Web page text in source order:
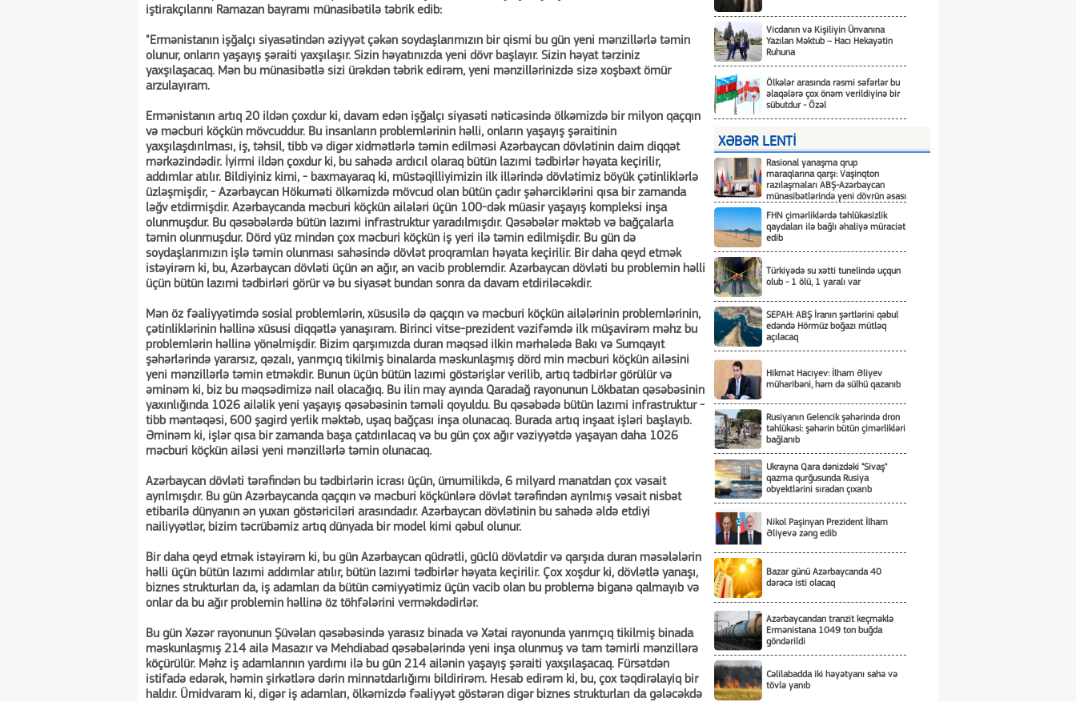
iştirakçılarını Ramazan bayramı münasibətilə təbrik edib:
"Ermənistanın işğalçı siyasətindən əziyyət çəkən soydaşlarımızın bir qismi bu gün yeni mənzillərlə təmin
olunur, onların yaşayış şəraiti yaxşılaşır. Sizin həyatınızda yeni dövr başlayır. Sizin həyat tərziniz
yaxşılaşacaq. Mən bu münasibətlə sizi ürəkdən təbrik edirəm, yeni mənzillərinizdə sizə xoşbəxt ömür
arzulayıram.
Ermənistanın artıq 20 ildən çoxdur ki, davam edən işğalçı siyasəti nəticəsində ölkəmizdə bir milyon qaçqın
və məcburi köçkün mövcuddur. Bu insanların problemlərinin həlli, onların yaşayış şəraitinin
yaxşılaşdırılması, iş, təhsil, tibb və digər xidmətlərlə təmin edilməsi Azərbaycan dövlətinin daim diqqət
mərkəzindədir. İyirmi ildən çoxdur ki, bu sahədə ardıcıl olaraq bütün lazımi tədbirlər həyata keçirilir,
addımlar atılır. Bildiyiniz kimi, - baxmayaraq ki, müstəqilliyimizin ilk illərində dövlətimiz böyük çətinliklərlə
üzləşmişdir, - Azərbaycan Hökuməti ölkəmizdə mövcud olan bütün çadır şəhərciklərini qısa bir zamanda
ləğv etdirmişdir. Azərbaycanda məcburi köçkün ailələri üçün 100-dək müasir yaşayış kompleksi inşa
olunmuşdur. Bu qəsəbələrdə bütün lazımi infrastruktur yaradılmışdır. Qəsəbələr məktəb və bağçalarla
təmin olunmuşdur. Dörd yüz mindən çox məcburi köçkün iş yeri ilə təmin edilmişdir. Bu gün də
soydaşlarımızın işlə təmin olunması sahəsində dövlət proqramları həyata keçirilir. Bir daha qeyd etmək
istəyirəm ki, bu, Azərbaycan dövləti üçün ən ağır, ən vacib problemdir. Azərbaycan dövləti bu problemin həlli
üçün bütün lazımi tədbirləri görür və bu siyasət bundan sonra da davam etdiriləcəkdir.
Mən öz fəaliyyətimdə sosial problemlərin, xüsusilə də qaçqın və məcburi köçkün ailələrinin problemlərinin,
çətinliklərinin həllinə xüsusi diqqətlə yanaşıram. Birinci vitse-prezident vəzifəmdə ilk müşavirəm məhz bu
problemlərin həllinə yönəlmişdir. Bizim qarşımızda duran məqsəd ilkin mərhələdə Bakı və Sumqayıt
şəhərlərində yararsız, qəzalı, yarımçıq tikilmiş binalarda məskunlaşmış dörd min məcburi köçkün ailəsini
yeni mənzillərlə təmin etməkdir. Bunun üçün bütün lazımi göstərişlər verilib, artıq tədbirlər görülür və
əminəm ki, biz bu məqsədimizə nail olacağıq. Bu ilin may ayında Qaradağ rayonunun Lökbatan qəsəbəsinin
yaxınlığında 1026 ailəlik yeni yaşayış qəsəbəsinin təməli qoyuldu. Bu qəsəbədə bütün lazımi infrastruktur -
tibb məntəqəsi, 600 şagird yerlik məktəb, uşaq bağçası inşa olunacaq. Burada artıq inşaat işləri başlayıb.
Əminəm ki, işlər qısa bir zamanda başa çatdırılacaq və bu gün çox ağır vəziyyətdə yaşayan daha 1026
məcburi köçkün ailəsi yeni mənzillərlə təmin olunacaq.
Azərbaycan dövləti tərəfindən bu tədbirlərin icrası üçün, ümumilikdə, 6 milyard manatdan çox vəsait
ayrılmışdır. Bu gün Azərbaycanda qaçqın və məcburi köçkünlərə dövlət tərəfindən ayrılmış vəsait nisbət
etibarilə dünyanın ən yuxarı göstəriciləri arasındadır. Azərbaycan dövlətinin bu sahədə əldə etdiyi
nailiyyətlər, bizim təcrübəmiz artıq dünyada bir model kimi qəbul olunur.
Bir daha qeyd etmək istəyirəm ki, bu gün Azərbaycan qüdrətli, güclü dövlətdir və qarşıda duran məsələlərin
həlli üçün bütün lazımi addımlar atılır, bütün lazımi tədbirlər həyata keçirilir. Çox xoşdur ki, dövlətlə yanaşı,
biznes strukturları da, iş adamları da bütün cəmiyyətimiz üçün vacib olan bu problemə biganə qalmayıb və
onlar da bu ağır problemin həllinə öz töhfələrini verməkdədirlər.
Bu gün Xəzər rayonunun Şüvəlan qəsəbəsində yarasız binada və Xətai rayonunda yarımçıq tikilmiş binada
məskunlaşmış 214 ailə Masazır və Mehdiabad qəsəbələrində yeni inşa olunmuş və tam təmirli mənzillərə
köçürülür. Məhz iş adamlarının yardımı ilə bu gün 214 ailənin yaşayış şəraiti yaxşılaşacaq. Fürsətdən
istifadə edərək, həmin şirkətlərə dərin minnətdarlığımı bildirirəm. Hesab edirəm ki, bu, çox təqdirəlayiq bir
haldır. Ümidvaram ki, digər iş adamları, ölkəmizdə fəaliyyət göstərən digər biznes strukturları da gələcəkdə
Vicdanın və Kişiliyin Ünvanına
Yazılan Məktub – Hacı Hekayətin
Ruhuna
Ölkələr arasında rəsmi səfərlər bu
əlaqələrə çox önəm verildiyinə bir
sübutdur - Özəl
XƏBƏR LENTİ
Rasional yanaşma qrup
maraqlarına qarşı: Vaşinqton
razılaşmaları ABŞ-Azərbaycan
münasibətlərində yeni dövrün əsası
FHN çimərliklərdə təhlükəsizlik
qaydaları ilə bağlı əhaliyə müraciət
edib
Türkiyədə su xətti tunelində uçqun
olub - 1 ölü, 1 yaralı var
SEPAH: ABŞ İranın şərtlərini qəbul
edəndə Hörmüz boğazı mütləq
açılacaq
Hikmət Hacıyev: İlham Əliyev
müharibəni, həm də sülhü qazanıb
Rusiyanın Gelencik şəhərində dron
təhlükəsi: şəhərin bütün çimərlikləri
bağlanıb
Ukrayna Qara dənizdəki "Sivaş"
qazma qurğusunda Rusiya
obyektlərini sıradan çıxarıb
Nikol Paşinyan Prezident İlham
Əliyevə zəng edib
Bazar günü Azərbaycanda 40
dərəcə isti olacaq
Azərbaycandan tranzit keçməklə
Ermənistana 1049 ton buğda
göndərildi
Cəlilabadda iki həyətyanı sahə və
tövlə yanıb